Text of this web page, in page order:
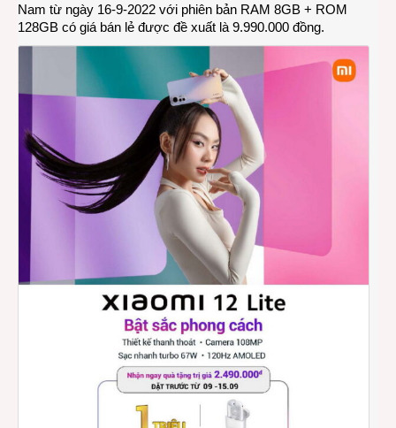
Nam từ ngày 16-9-2022 với phiên bản RAM 8GB + ROM
128GB có giá bán lẻ được đề xuất là 9.990.000 đồng.